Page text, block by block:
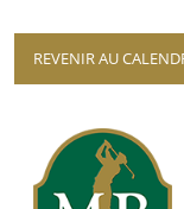
REVENIR AU